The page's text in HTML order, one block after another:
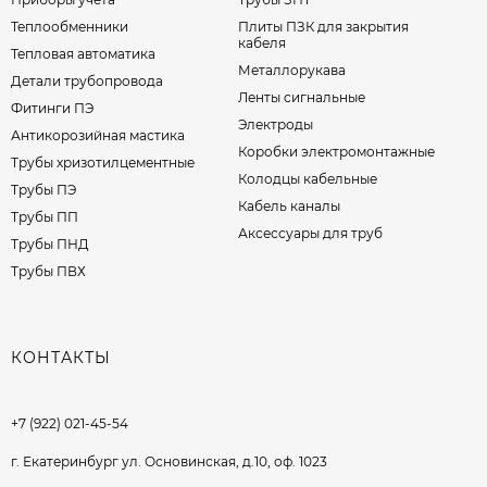
Магистральные трубопроводы нефти, газа
и воды;
Системы теплоснабжения и технологические
узлы;
Объекты атомной и тепловой энергетики (АЭС,
ТЭС);
Химическая и пищевая промышленность (при
использовании нержавеющих сплавов);
Монтаж новых линий и модернизация
существующих трасс.
изделия сертифицированы, могут комплектоваться
Теплообменники
Тепловая автоматика
Детали трубопровода
Фитинги ПЭ
Антикорозийная мастика
Трубы хризотилцементные
Трубы ПЭ
Трубы ПП
Трубы ПНД
Трубы ПВХ
Плиты ПЗК для закрытия
кабеля
Металлорукава
Ленты сигнальные
Электроды
Коробки электромонтажные
Колодцы кабельные
Кабель каналы
Аксессуары для труб
КОНТАКТЫ
+7 (922) 021-45-54
г. Екатеринбург ул. Основинская, д.10, оф. 1023